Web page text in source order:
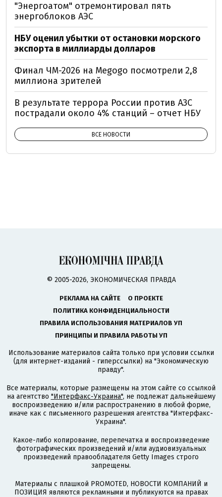
"Энергоатом" отремонтировал пять
энергоблоков АЭС
НБУ оценил убытки от остановки морского
экспорта в миллиарды долларов
Финал ЧМ-2026 на Megogo посмотрели 2,8
миллиона зрителей
В результате террора России против АЗС
пострадали около 4% станций – отчет НБУ
ВСЕ НОВОСТИ
© 2005-2026, ЭКОНОМИЧЕСКАЯ ПРАВДА
РЕКЛАМА НА САЙТЕ
О ПРОЕКТЕ
ПОЛИТИКА КОНФИДЕНЦИАЛЬНОСТИ
ПРАВИЛА ИСПОЛЬЗОВАНИЯ МАТЕРИАЛОВ УП
ПРИНЦИПЫ И ПРАВИЛА РАБОТЫ УП
Использование материалов сайта только при условии ссылки
(для интернет-изданий - гиперссылки) на "Экономическую
правду".
Все материалы, которые размещены на этом сайте со ссылкой
на агентство "Интерфакс-Украина", не подлежат дальнейшему
воспроизведению и/или распространению в любой форме,
иначе как с письменного разрешения агентства "Интерфакс-
Украина".
Какое-либо копирование, перепечатка и воспроизведение
фотографических произведений и/или аудиовизуальных
произведений правообладателя Getty Images строго
запрещены.
Материалы с плашкой PROMOTED, НОВОСТИ КОМПАНИЙ и
ПОЗИЦИЯ являются рекламными и публикуются на правах